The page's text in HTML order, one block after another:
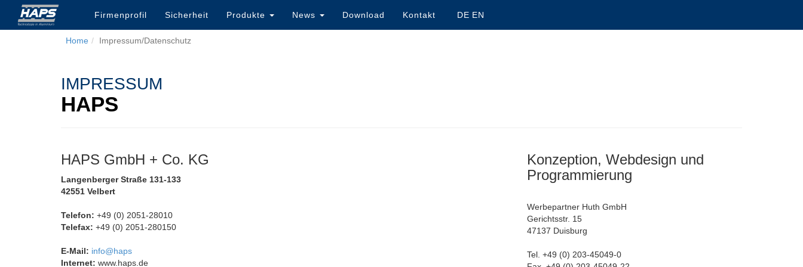
Firmenprofil Sicherheit Produkte News Download Kontakt DE EN
Home Impressum/Datenschutz
IMPRESSUM
HAPS
HAPS GmbH + Co. KG
Langenberger Straße 131-133
42551 Velbert
Telefon: +49 (0) 2051-28010
Telefax: +49 (0) 2051-280150
E-Mail: info@haps
Internet: www.haps.de
Konzeption, Webdesign und
Programmierung
Werbepartner Huth GmbH
Gerichtsstr. 15
47137 Duisburg
Tel. +49 (0) 203-45049-0